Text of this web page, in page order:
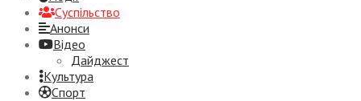
Суспiльство
Анонси
Відео
Дайджест
Культура
Спорт